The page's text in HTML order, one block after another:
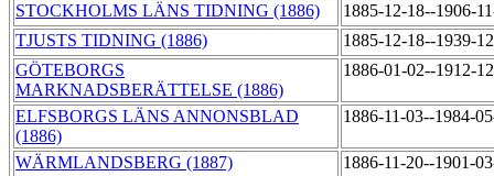
STOCKHOLMS LÄNS TIDNING (1886)
1885-12-18--1906-
TJUSTS TIDNING (1886)
1885-12-18--1939-
GÖTEBORGS
MARKNADSBERÄTTELSE (1886)
1886-01-02--1912-
ELFSBORGS LÄNS ANNONSBLAD
(1886)
1886-11-03--1984-
WÄRMLANDSBERG (1887)
1886-11-20--1901-